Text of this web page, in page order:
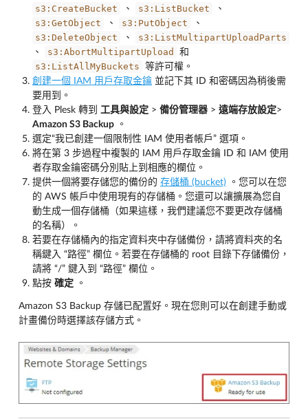
s3:CreateBucket 、 s3:ListBucket 、
s3:GetObject 、 s3:PutObject 、
s3:DeleteObject 、 s3:ListMultipartUploadParts
、 s3:AbortMultipartUpload 和
s3:ListAllMyBuckets
等許可權。
創建一個 IAM 用戶存取金鑰 並記下其 ID 和密碼因為稍後需
要用到。
登入 Plesk 轉到 工具與設定 > 備份管理器 > 遠端存放設定>
Amazon S3 Backup 。
選定“我已創建一個限制性 IAM 使用者帳戶” 選項。
將在第 3 步過程中複製的 IAM 用戶存取金鑰 ID 和 IAM 使用
者存取金鑰密碼分別貼上到相應的欄位。
提供一個將要存儲您的備份的 存儲桶 (bucket) 。您可以在您
的 AWS 帳戶中使用現有的存儲桶。您還可以讓擴展為您自
動生成一個存儲桶（如果這樣，我們建議您不要更改存儲桶
的名稱）。
若要在存儲桶內的指定資料夾中存儲備份，請將資料夾的名
稱鍵入 “路徑” 欄位。若要在存儲桶的 root 目錄下存儲備份，
請將 “/” 鍵入到 “路徑” 欄位。
點按 確定 。
Amazon S3 Backup 存儲已配置好。現在您則可以在創建手動或
計畫備份時選擇該存儲方式。